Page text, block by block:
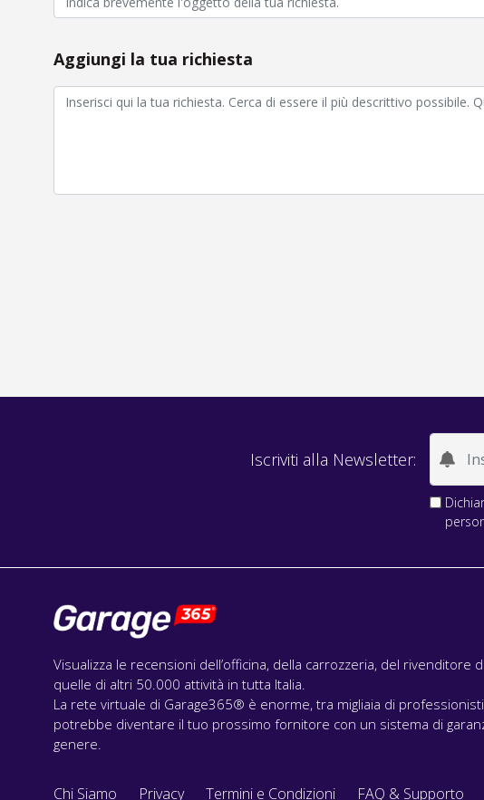
Aggiungi la tua richiesta
Iscriviti alla Newsletter:
Visualizza le recensioni dell’officina, della carrozzeria, del rivenditore
quelle di altri 50.000 attività in tutta Italia.
La rete virtuale di Garage365® è enorme, tra migliaia di
potrebbe diventare il tuo prossimo fornitore con un sistema di
genere.
Chi Siamo Privacy Termini e Condizioni FAQ & Supporto